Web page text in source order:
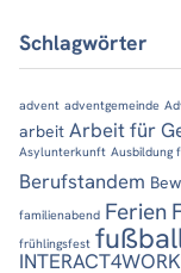
Schlagwörter
advent adventgemeinde
arbeit Arbeit für
Asylunterkunft Ausbildung
Berufstandem
familienabend Ferien
frühlingsfest
INTERACT4WORK